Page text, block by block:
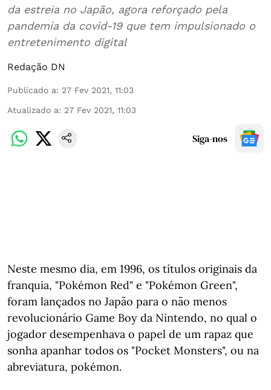
da estreia no Japão, agora reforçado pela
pandemia da covid-19 que tem impulsionado o
entretenimento digital
Redação DN
Publicado a: 27 Fev 2021, 11:03
Atualizado a: 27 Fev 2021, 11:03
Siga-nos
Neste mesmo dia, em 1996, os títulos originais da
franquia, "Pokémon Red" e "Pokémon Green",
foram lançados no Japão para o não menos
revolucionário Game Boy da Nintendo, no qual o
jogador desempenhava o papel de um rapaz que
sonha apanhar todos os "Pocket Monsters", ou na
abreviatura, pokémon.